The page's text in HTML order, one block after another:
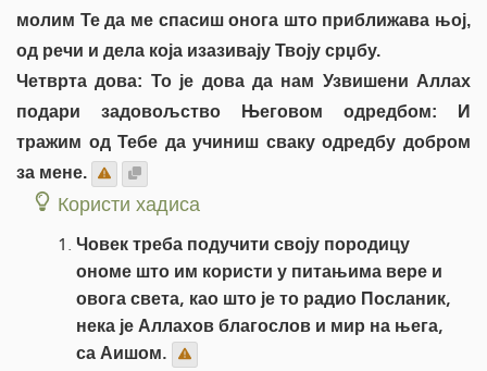
молим Те да ме спасиш онога што приближава њој,
од речи и дела која изазивају Твоју срџбу.
Четврта дова: То је дова да нам Узвишени Аллах
подари задовољство Његовом одредбом: И
тражим од Тебе да учиниш сваку одредбу добром
за мене.
Користи хадиса
Човек треба подучити своју породицу
ономе што им користи у питањима вере и
овога света, као што је то радио Посланик,
нека је Аллахов благослов и мир на њега,
са Аишом.